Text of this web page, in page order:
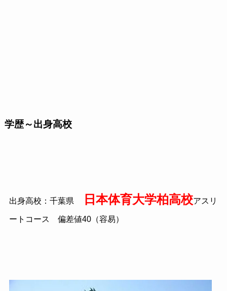
学歴～出身高校
出身高校：千葉県 日本体育大学柏高校アスリ
ートコース 偏差値40（容易）